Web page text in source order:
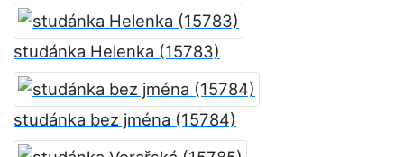
studánka Helenka (15783)
studánka bez jména (15784)